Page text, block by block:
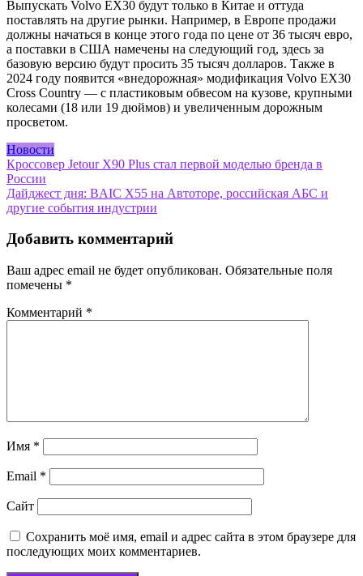
Выпускать Volvo EX30 будут только в Китае и оттуда
поставлять на другие рынки. Например, в Европе продажи
должны начаться в конце этого года по цене от 36 тысяч евро,
а поставки в США намечены на следующий год, здесь за
базовую версию будут просить 35 тысяч долларов. Также в
2024 году появится «внедорожная» модификация Volvo EX30
Cross Country — с пластиковым обвесом на кузове, крупными
колесами (18 или 19 дюймов) и увеличенным дорожным
просветом.
Новости
Навигация
по
записям
Кроссовер Jetour X90 Plus стал первой моделью бренда в
России
Дайджест дня: BAIC X55 на Автоторе, российская АБС и
другие события индустрии
Добавить комментарий
Ваш адрес email не будет опубликован. Обязательные поля
помечены *
Комментарий *
Имя *
Email *
Сайт
Сохранить моё имя, email и адрес сайта в этом браузере для
последующих моих комментариев.